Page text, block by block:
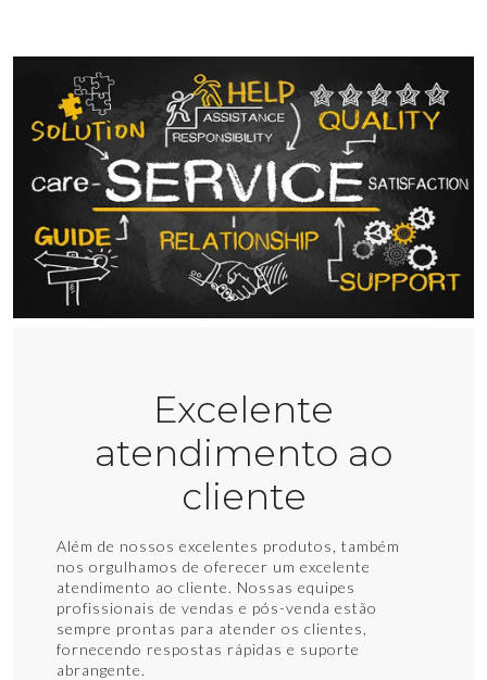
Excelente
atendimento ao
cliente
Além de nossos excelentes produtos, também
nos orgulhamos de oferecer um excelente
atendimento ao cliente. Nossas equipes
profissionais de vendas e pós-venda estão
sempre prontas para atender os clientes,
fornecendo respostas rápidas e suporte
abrangente.